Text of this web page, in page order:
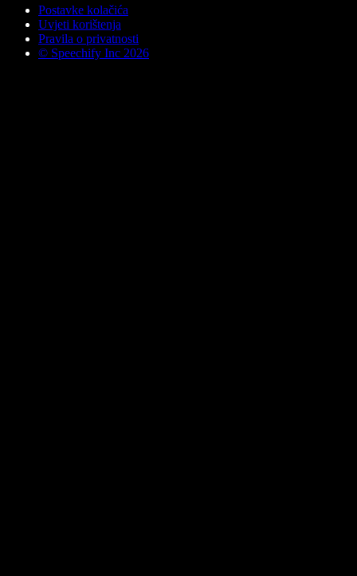
Postavke kolačića
Uvjeti korištenja
Pravila o privatnosti
© Speechify Inc 2026